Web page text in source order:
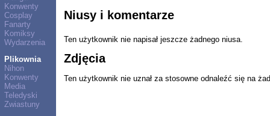
Konwenty
Cosplay
Fanarty
Komiksy
Wydarzenia
Plikownia
Nihon
Konwenty
Media
Teledyski
Zwiastuny
Niusy i komentarze
Ten użytkownik nie napisał jeszcze żadnego niusa.
Zdjęcia
Ten użytkownik nie uznał za stosowne odnaleźć się na